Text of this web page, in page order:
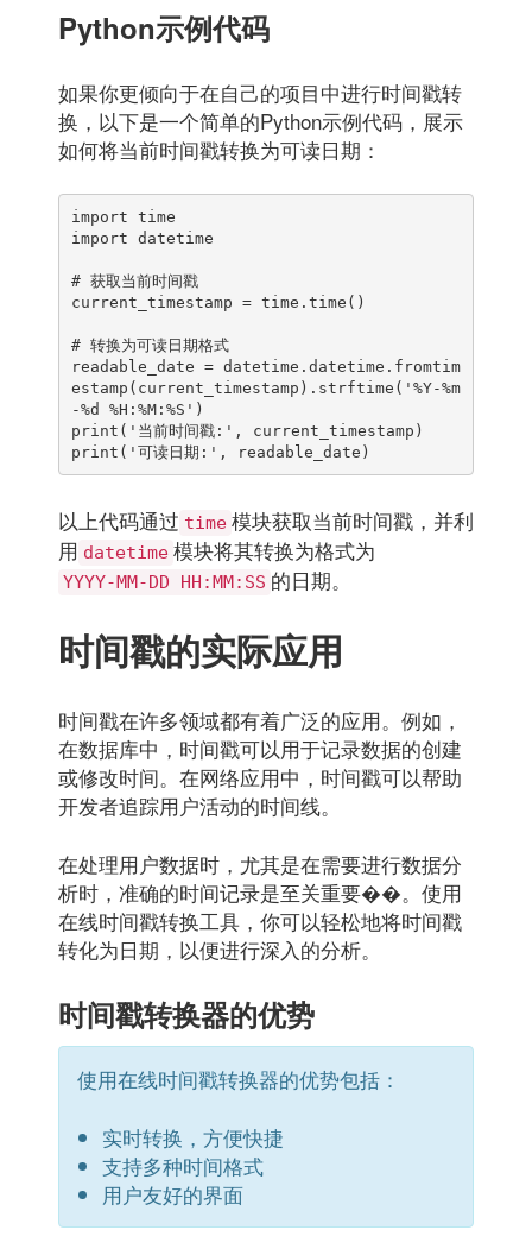
Python示例代码
如果你更倾向于在自己的项目中进行时间戳转
换，以下是一个简单的Python示例代码，展示
如何将当前时间戳转换为可读日期：
import time
import datetime
# 获取当前时间戳
current_timestamp = time.time()
# 转换为可读日期格式
readable_date = datetime.datetime.fromtim
estamp(current_timestamp).strftime('%Y-%m
-%d %H:%M:%S')
print('当前时间戳:', current_timestamp)
print('可读日期:', readable_date)
以上代码通过 time 模块获取当前时间戳，并利
用 datetime 模块将其转换为格式为
YYYY-MM-DD HH:MM:SS 的日期。
时间戳的实际应用
时间戳在许多领域都有着广泛的应用。例如，
在数据库中，时间戳可以用于记录数据的创建
或修改时间。在网络应用中，时间戳可以帮助
开发者追踪用户活动的时间线。
在处理用户数据时，尤其是在需要进行数据分
析时，准确的时间记录是至关重要��。使用
在线时间戳转换工具，你可以轻松地将时间戳
转化为日期，以便进行深入的分析。
时间戳转换器的优势
使用在线时间戳转换器的优势包括：
实时转换，方便快捷
支持多种时间格式
用户友好的界面